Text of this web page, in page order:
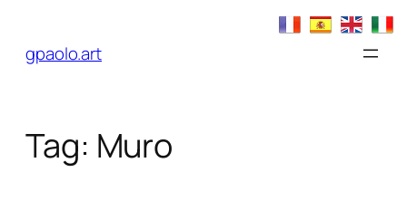
contenuto
gpaolo.art
Tag: Muro